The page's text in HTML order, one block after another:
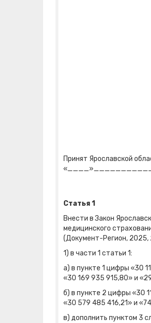
Принят Ярославской
Статья 1
Внести в Закон
медицинского
(Документ-Регион,
1) в части 1 статьи 1:
а) в пункте 1 цифры «30
«30 169 935 915,80» и
б) в пункте 2 цифры «30
«30 579 485 416,21» и
в) дополнить пунктом 3